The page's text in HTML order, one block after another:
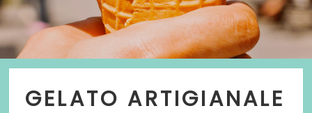
GELATO ARTIGIANALE